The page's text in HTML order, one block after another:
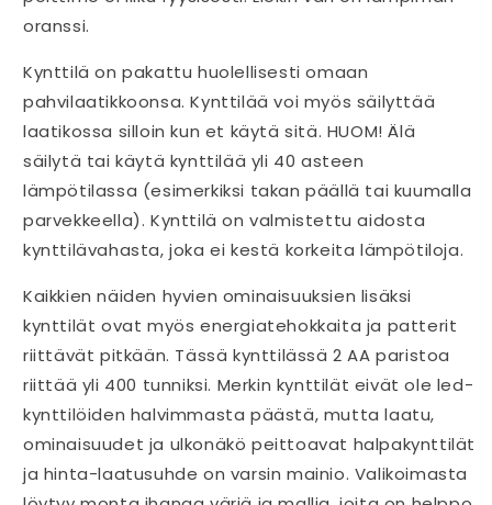
oranssi.
Kynttilä on pakattu huolellisesti omaan
pahvilaatikkoonsa. Kynttilää voi myös säilyttää
laatikossa silloin kun et käytä sitä. HUOM! Älä
säilytä tai käytä kynttilää yli 40 asteen
lämpötilassa (esimerkiksi takan päällä tai kuumalla
parvekkeella). Kynttilä on valmistettu aidosta
kynttilävahasta, joka ei kestä korkeita lämpötiloja.
Kaikkien näiden hyvien ominaisuuksien lisäksi
kynttilät ovat myös energiatehokkaita ja patterit
riittävät pitkään. Tässä kynttilässä 2 AA paristoa
riittää yli 400 tunniksi. Merkin kynttilät eivät ole led-
kynttilöiden halvimmasta päästä, mutta laatu,
ominaisuudet ja ulkonäkö peittoavat halpakynttilät
ja hinta-laatusuhde on varsin mainio. Valikoimasta